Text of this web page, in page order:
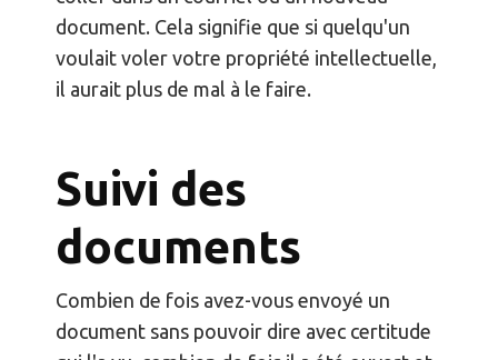
document. Cela signifie que si quelqu'un
voulait voler votre propriété intellectuelle,
il aurait plus de mal à le faire.
Suivi des
documents
Combien de fois avez-vous envoyé un
document sans pouvoir dire avec certitude